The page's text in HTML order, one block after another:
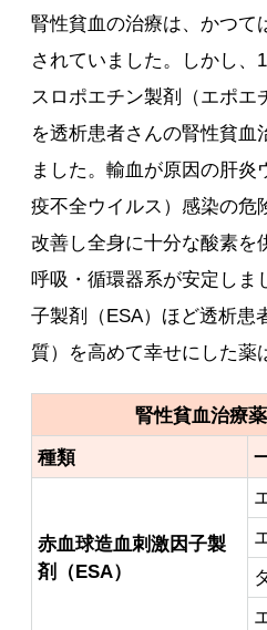
腎性貧血の治療は、かつて
されていました。しかし、
スロポエチン製剤（エポエ
を透析患者さんの腎性貧血
ました。輸血が原因の肝炎
疫不全ウイルス）感染の危
改善し全身に十分な酸素を
呼吸・循環器系が安定しま
子製剤（ESA）ほど透析患
質）を高めて幸せにした薬
腎性貧血治療
種類
赤血球造血刺激因子製
剤（ESA）